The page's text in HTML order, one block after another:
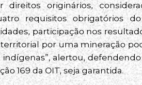
direitos originários,
requisitos obrigatórios
participação nos
por uma mineração
indígenas”, alertou,
169 da OIT, seja garantida.